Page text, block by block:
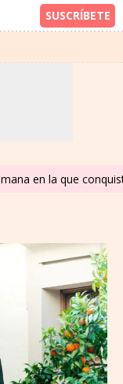
en la que